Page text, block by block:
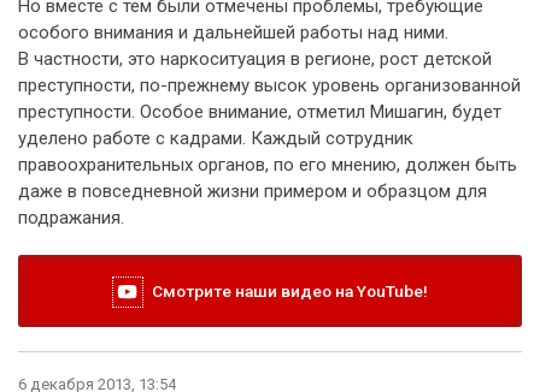
Но вместе с тем были отмечены проблемы, требующие
особого внимания и дальнейшей работы над ними.
В частности, это наркоситуация в регионе, рост детской
преступности, по-прежнему высок уровень организованной
преступности. Особое внимание, отметил Мишагин, будет
уделено работе с кадрами. Каждый сотрудник
правоохранительных органов, по его мнению, должен быть
даже в повседневной жизни примером и образцом для
подражания.
Смотрите наши видео на YouTube!
6 декабря 2013, 13:54